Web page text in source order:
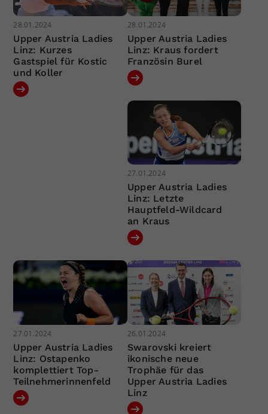
28.01.2024
Upper Austria Ladies
Linz: Kurzes
Gastspiel für Kostic
und Koller
28.01.2024
Upper Austria Ladies
Linz: Kraus fordert
Französin Burel
27.01.2024
Upper Austria Ladies
Linz: Letzte
Hauptfeld-Wildcard
an Kraus
27.01.2024
Upper Austria Ladies
Linz: Ostapenko
komplettiert Top-
Teilnehmerinnenfeld
26.01.2024
Swarovski kreiert
ikonische neue
Trophäe für das
Upper Austria Ladies
Linz